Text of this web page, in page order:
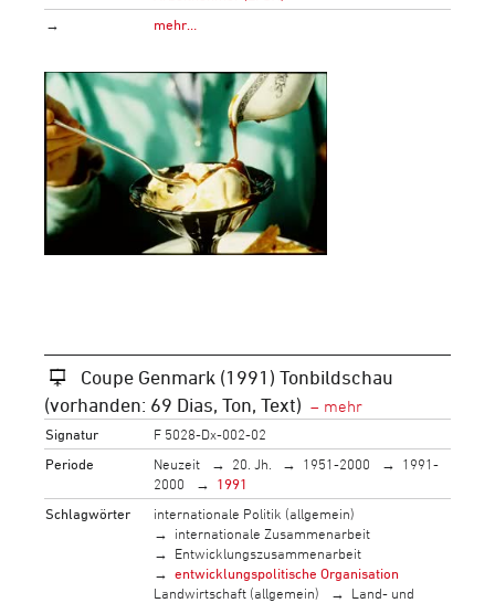
→
mehr…
Coupe Genmark (1991) Tonbildschau
(vorhanden: 69 Dias, Ton, Text)
Signatur
F 5028-Dx-002-02
Periode
Neuzeit 20. Jh. 1951-2000
1991-
2000
1991
Schlagwörter
internationale Politik (allgemein)
internationale Zusammenarbeit
Entwicklungszusammenarbeit
entwicklungspolitische Organisation
Landwirtschaft (allgemein)
Land- und